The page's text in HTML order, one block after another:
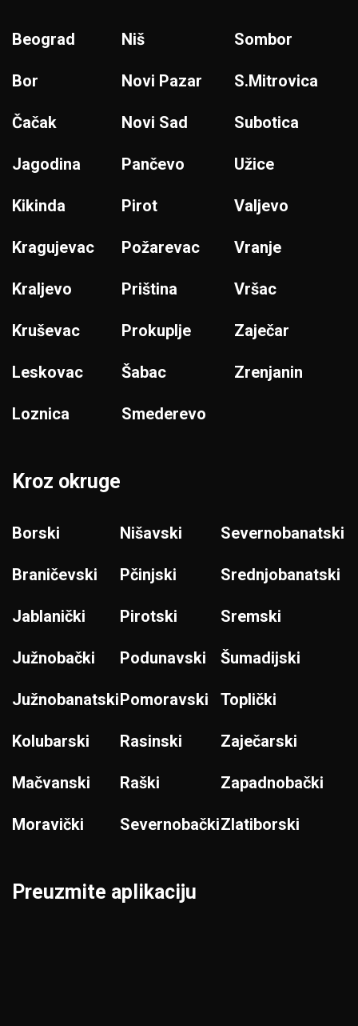
Beograd
Bor
Čačak
Jagodina
Kikinda
Kragujevac
Kraljevo
Kruševac
Leskovac
Loznica
Niš
Novi Pazar
Novi Sad
Pančevo
Pirot
Požarevac
Priština
Prokuplje
Šabac
Smederevo
Sombor
S.Mitrovica
Subotica
Užice
Valjevo
Vranje
Vršac
Zaječar
Zrenjanin
Kroz okruge
Borski
Braničevski
Jablanički
Južnobački
Južnobanatski
Kolubarski
Mačvanski
Moravički
Nišavski
Pčinjski
Pirotski
Podunavski
Pomoravski
Rasinski
Raški
Severnobački
Severnobanatski
Srednjobanatski
Sremski
Šumadijski
Toplički
Zaječarski
Zapadnobački
Zlatiborski
Preuzmite aplikaciju